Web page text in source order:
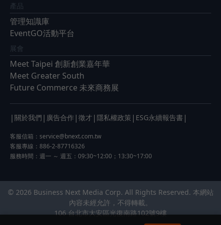
產品
管理知識庫
EventGO活動平台
展會
Meet Taipei 創新創業嘉年華
Meet Greater South
Future Commerce 未來商務展
| 關於我們 | 廣告合作 | 徵才 | 隱私權政策 | ESG永續報告書 |
客服信箱： service@bnext.com.tw
客服專線：886-2-87716326
服務時間：週一 ～ 週五：09:30~12:00；13:30~17:00
© 2026 Business Next Media Corp. All Rights Reserved. 本網站
內容未經允許，不得轉載。
106 台北市大安區光復南路102號9樓